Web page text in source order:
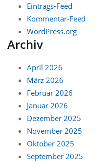
Eintrags-Feed
Kommentar-Feed
WordPress.org
Archiv
April 2026
März 2026
Februar 2026
Januar 2026
Dezember 2025
November 2025
Oktober 2025
September 2025